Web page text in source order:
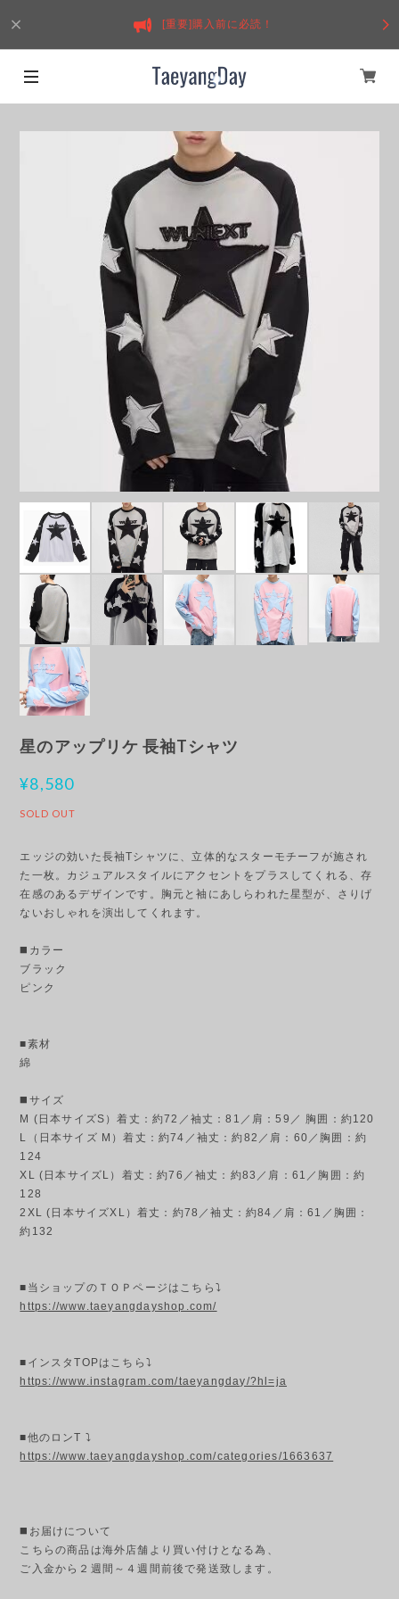
[重要]購入前に必読！
星のアップリケ 長袖Tシャツ
¥8,580
SOLD OUT
エッジの効いた長袖Tシャツに、立体的なスターモチーフが施され
た一枚。カジュアルスタイルにアクセントをプラスしてくれる、存
在感のあるデザインです。胸元と袖にあしらわれた星型が、さりげ
ないおしゃれを演出してくれます。
◼️カラー
ブラック
ピンク
■素材
綿
◼️サイズ
M (日本サイズS）着丈：約72／袖丈：81／肩：59／ 胸囲：約120
L（日本サイズ M）着丈：約74／袖丈：約82／肩：60／胸囲：約
124
XL (日本サイズL）着丈：約76／袖丈：約83／肩：61／胸囲：約
128
2XL (日本サイズXL）着丈：約78／袖丈：約84／肩：61／胸囲：
約132
■当ショップのＴＯＰページはこちら⤵
https://www.taeyangdayshop.com/
■インスタTOPはこちら⤵
https://www.instagram.com/taeyangday/?hl=ja
■他のロンT ⤵
https://www.taeyangdayshop.com/categories/1663637
◼️お届けについて
こちらの商品は海外店舗より買い付けとなる為、
ご入金から２週間～４週間前後で発送致します。